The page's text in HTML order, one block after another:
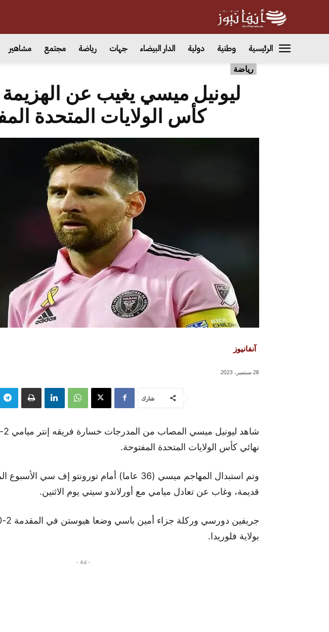
الرئيسية وطنية دولية الدار البيضاء جهات رياضة مجتمع مشاهير
رياضة
ليونيل ميسي يغيب عن
كأس الولايات المتحدة
آنفانيوز
28 سبتمبر، 2023
شارك
نهائي كأس الولايات المتحدة المفتوحة.
وتم استبدال المهاجم ميسي (36 عاما) أمام تورونتو إف
قديمة، وغاب عن تعادل ميامي مع أورلاندو سيتي يوم الاثنين.
بولاية فلوريدا.
- Ad -